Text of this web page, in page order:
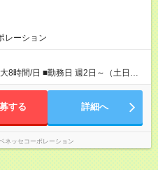
レーション
8時間/日 ■勤務日 週2日～（土日祝
朝8時半から学校で就業できること
する 詳細へ
ネッセコーポレーション